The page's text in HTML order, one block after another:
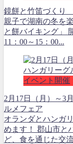
鏡餅と竹笛づくり
親子で湖南の冬を
と餅バイキング」
11：00～15：00...
イベント開催
2月17日（月）～3
ルメフェア
オランダとハンガ
めます！ 郡山市と
ど、食を通じた交